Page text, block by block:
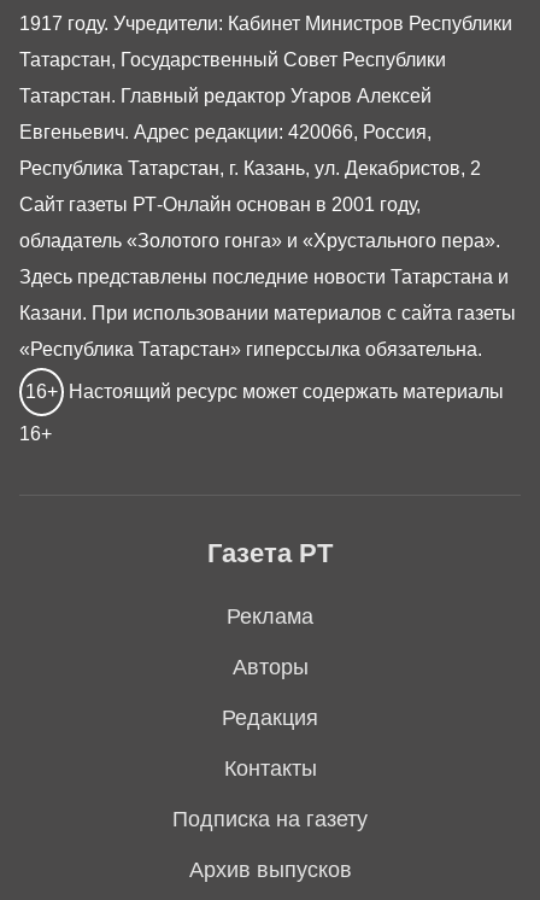
Газета РТ
Реклама
Авторы
Редакция
Контакты
Подписка на газету
Архив выпусков
1917 году. Учредители: Кабинет Министров Республики
Татарстан, Государственный Совет Республики
Татарстан. Главный редактор Угаров Алексей
Евгеньевич. Адрес редакции: 420066, Россия,
Республика Татарстан, г. Казань, ул. Декабристов, 2
Сайт газеты РТ-Онлайн основан в 2001 году,
обладатель «Золотого гонга» и «Хрустального пера».
Здесь представлены последние новости Татарстана и
Казани. При использовании материалов с сайта газеты
«Республика Татарстан» гиперссылка обязательна.
16+ Настоящий ресурс может содержать материалы
16+